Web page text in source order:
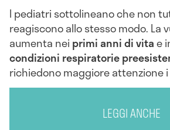
I pediatri sottolineano che non
reagiscono allo stesso modo. La
aumenta nei primi anni di vitae
condizioni respiratorie
richiedono maggiore attenzione
LEGGI ANCHE